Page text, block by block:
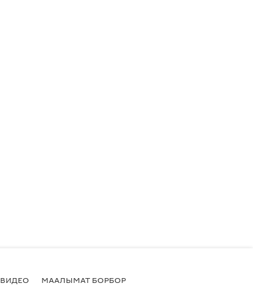
ВИДЕО МААЛЫМАТ БОРБОР